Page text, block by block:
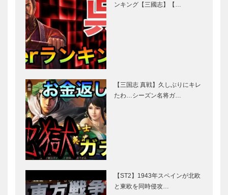
ンキング【三國志】【…
【三国志 真戦】久しぶりにキレ
たわ…シーズン名将ガ…
【ST2】1943年スペインが北欧
と東欧を同時侵攻…